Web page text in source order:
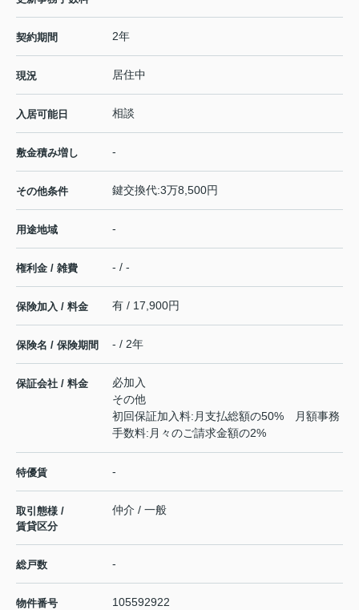
契約期間 2年
現況 居住中
入居可能日 相談
敷金積み増し -
その他条件 鍵交換代:3万8,500円
用途地域 -
権利金 / 雑費 - / -
保険加入 / 料金 有 / 17,900円
保険名 / 保険期間 - / 2年
保証会社 / 料金
必加入
その他
初回保証加入料:月支払総額の50% 月額事務
手数料:月々のご請求金額の2%
特優賃 -
取引態様 /
賃貸区分
仲介 / 一般
総戸数 -
物件番号 105592922